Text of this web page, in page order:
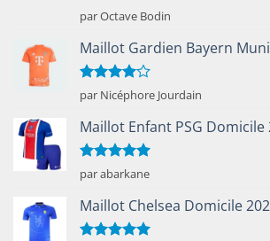
Note5sur
5
par Octave Bodin
Maillot Gardien Bayern
Note4
sur 5
par Nicéphore Jourdain
Maillot Enfant PSG Domicile
Note5sur
5
par abarkane
Maillot Chelsea Domicile